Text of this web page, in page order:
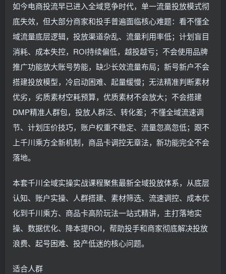
如今电商投流早已进入全域竞争时代，单一流量投放模式彻
底失效，但大部分商家和投手普遍面临核心难题：看不懂全
域流量底层逻辑，投放渠道杂乱、流量利用率低；计划盲目
消耗、成本失控，ROI持续偏低，越投越亏；不会使用品牌
推广功能放大账号势能，缺少长效流量布局；新号新户不会
搭建投放模型，冷启动困难、起量缓慢；无法精准判断素材
优劣，劣质素材空耗预算，优质素材不会放大；不会搭建
DMP精准人群包，投放人群泛、转化差；不懂全域流速调
节、计划压价技巧，账户权重不稳定、流量忽高忽低；跟不
上千川乘方全新机制，商品卡调控无章法，新功能完全不会
落地。
本套千川全域实操实战课程聚焦最新全域投放体系，从底层
认知、账户实操、人群搭建、素材筛选、流速调控、成本优
化到千川乘方、商品卡高阶玩法一站式精讲，主打落地实
操、数据优化、降本提ROI，帮助投手和商家彻底解决投放
浪费、起号困难、投产低迷的核心问题。
适合人群